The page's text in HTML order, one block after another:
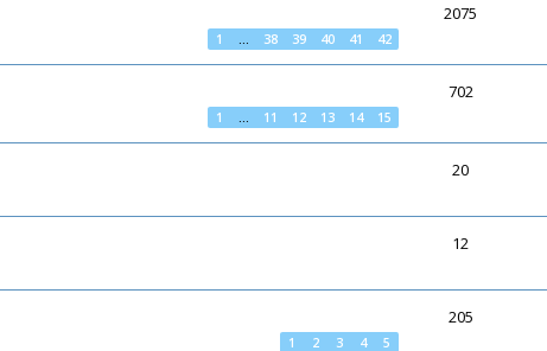
1 38 39 40 41 42
2075
1 11 12 13 14 15
702
20
12
1 2 3 4 5
205